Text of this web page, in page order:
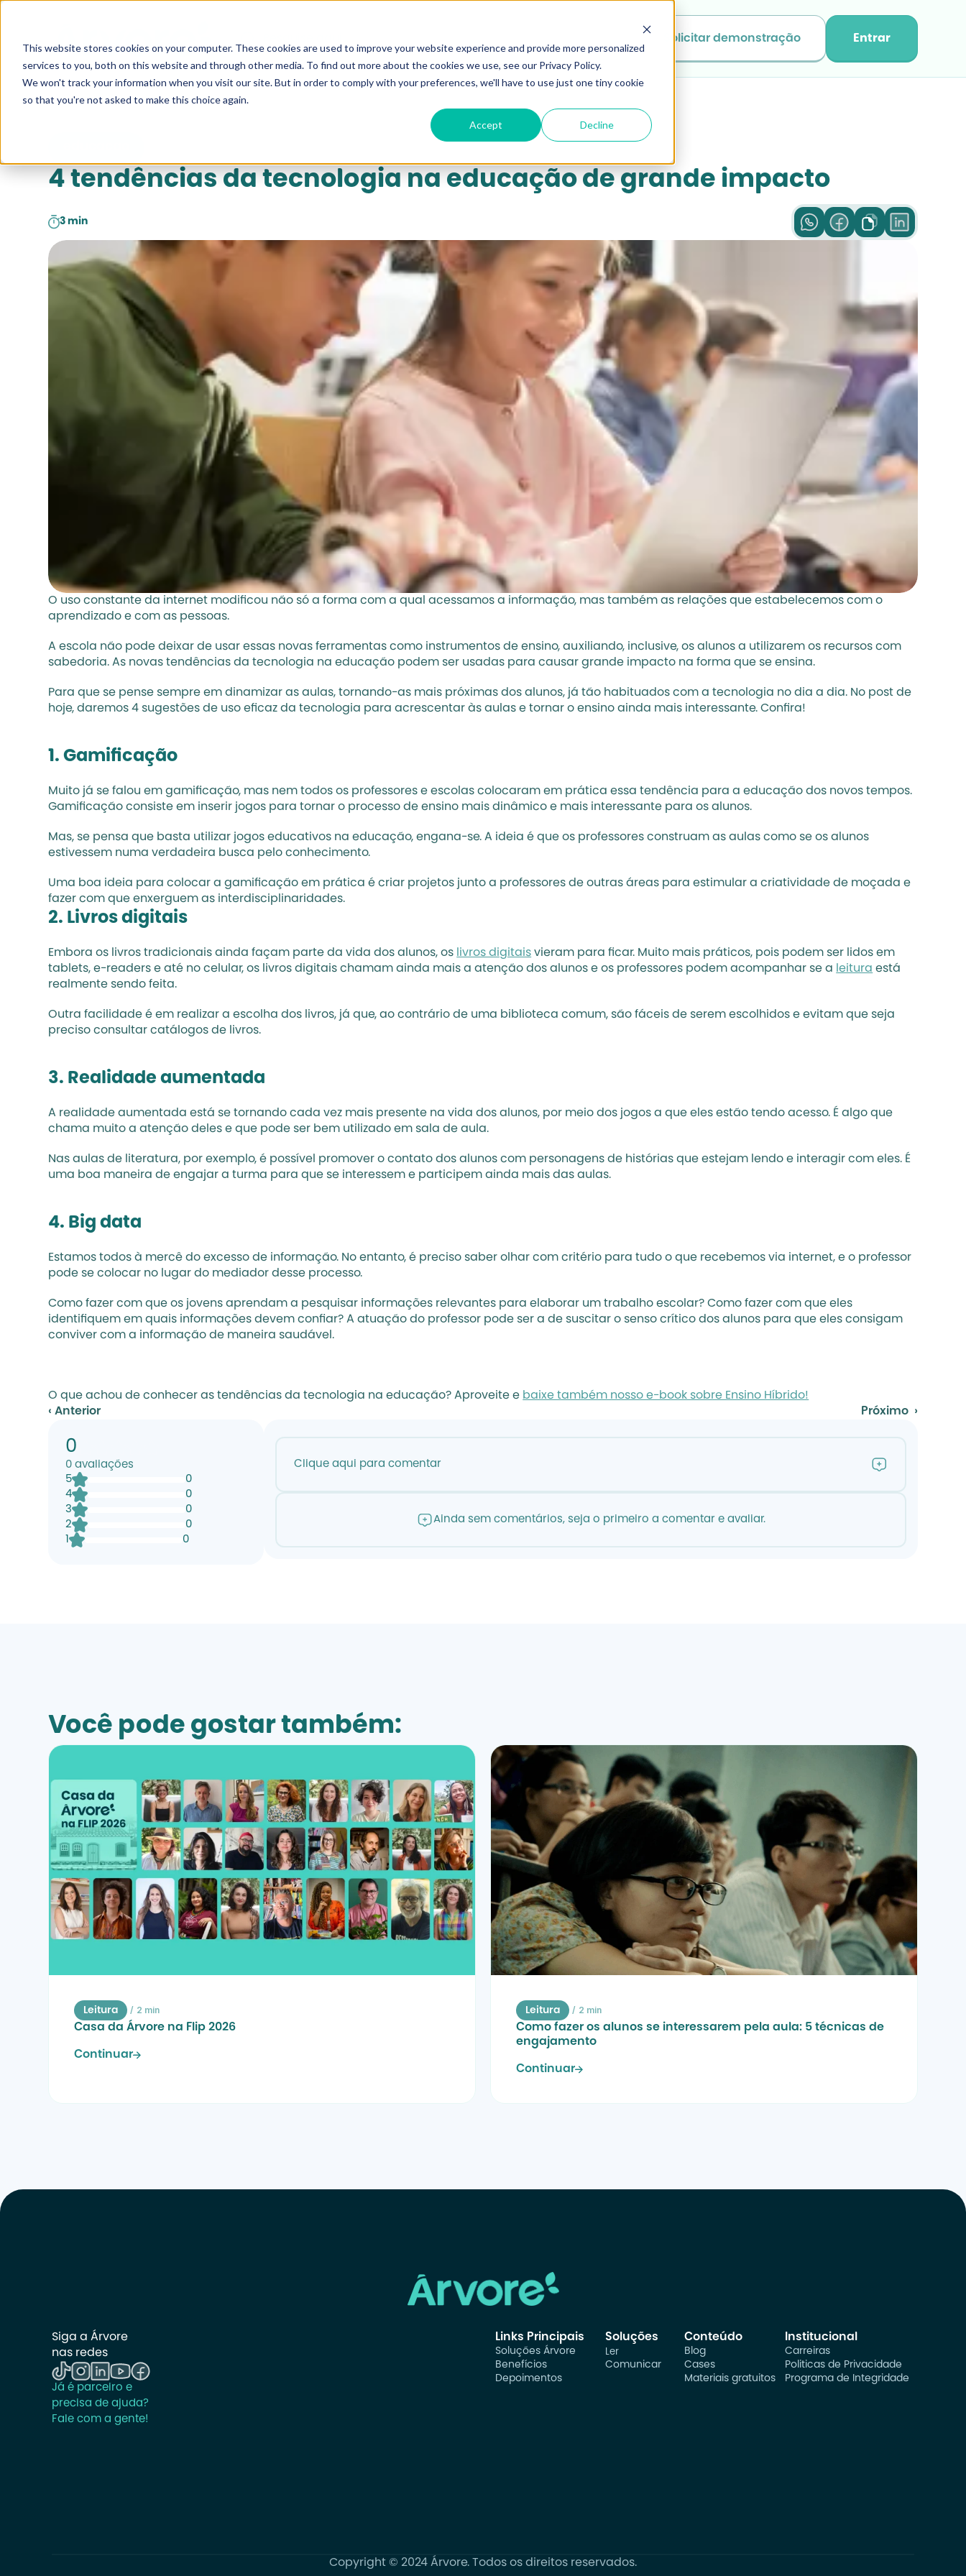
This website stores cookies on your computer. These cookies are used to improve your website experience and provide more personalized
services to you, both on this website and through other media. To find out more about the cookies we use, see our Privacy Policy.
We won't track your information when you visit our site. But in order to comply with your preferences, we'll have to use just one tiny cookie
so that you're not asked to make this choice again.
Accept Decline
Solicitar demonstração Entrar
4 tendências da tecnologia na educação de grande impacto
3 min
O uso constante da internet modificou não só a forma com a qual acessamos a informação, mas também as relações que estabelecemos com o
aprendizado e com as pessoas.
A escola não pode deixar de usar essas novas ferramentas como instrumentos de ensino, auxiliando, inclusive, os alunos a utilizarem os recursos com
sabedoria. As novas tendências da tecnologia na educação podem ser usadas para causar grande impacto na forma que se ensina.
Para que se pense sempre em dinamizar as aulas, tornando-as mais próximas dos alunos, já tão habituados com a tecnologia no dia a dia. No post de
hoje, daremos 4 sugestões de uso eficaz da tecnologia para acrescentar às aulas e tornar o ensino ainda mais interessante. Confira!
1. Gamificação
Muito já se falou em gamificação, mas nem todos os professores e escolas colocaram em prática essa tendência para a educação dos novos tempos.
Gamificação consiste em inserir jogos para tornar o processo de ensino mais dinâmico e mais interessante para os alunos.
Mas, se pensa que basta utilizar jogos educativos na educação, engana-se. A ideia é que os professores construam as aulas como se os alunos
estivessem numa verdadeira busca pelo conhecimento.
Uma boa ideia para colocar a gamificação em prática é criar projetos junto a professores de outras áreas para estimular a criatividade de moçada e
fazer com que enxerguem as interdisciplinaridades.
2. Livros digitais
Embora os livros tradicionais ainda façam parte da vida dos alunos, os livros digitais vieram para ficar. Muito mais práticos, pois podem ser lidos em
tablets, e-readers e até no celular, os livros digitais chamam ainda mais a atenção dos alunos e os professores podem acompanhar se a leitura está
realmente sendo feita.
Outra facilidade é em realizar a escolha dos livros, já que, ao contrário de uma biblioteca comum, são fáceis de serem escolhidos e evitam que seja
preciso consultar catálogos de livros.
3. Realidade aumentada
A realidade aumentada está se tornando cada vez mais presente na vida dos alunos, por meio dos jogos a que eles estão tendo acesso. É algo que
chama muito a atenção deles e que pode ser bem utilizado em sala de aula.
Nas aulas de literatura, por exemplo, é possível promover o contato dos alunos com personagens de histórias que estejam lendo e interagir com eles. É
uma boa maneira de engajar a turma para que se interessem e participem ainda mais das aulas.
4. Big data
Estamos todos à mercê do excesso de informação. No entanto, é preciso saber olhar com critério para tudo o que recebemos via internet, e o professor
pode se colocar no lugar do mediador desse processo.
Como fazer com que os jovens aprendam a pesquisar informações relevantes para elaborar um trabalho escolar? Como fazer com que eles
identifiquem em quais informações devem confiar? A atuação do professor pode ser a de suscitar o senso crítico dos alunos para que eles consigam
conviver com a informação de maneira saudável.
O que achou de conhecer as tendências da tecnologia na educação? Aproveite e baixe também nosso e-book sobre Ensino Híbrido!
‹ Anterior
Próximo  ›
0
0 avaliações
5
0
4
0
3
0
2
0
1
0
Clique aqui para comentar
Ainda sem comentários, seja o primeiro a comentar e avaliar.
Você pode gostar também:
Leitura / 2 min
Casa da Árvore na Flip 2026
Continuar
Leitura / 2 min
Como fazer os alunos se interessarem pela aula: 5 técnicas de
engajamento
Continuar
Siga a Árvore
nas redes
Já é parceiro e
precisa de ajuda?
Fale com a gente!
Links Principais
Soluções Árvore
Benefícios
Depoimentos
Soluções
Ler
Comunicar
Conteúdo
Blog
Cases
Materiais gratuitos
Institucional
Carreiras
Politicas de Privacidade
Programa de Integridade
Copyright © 2024 Árvore. Todos os direitos reservados.